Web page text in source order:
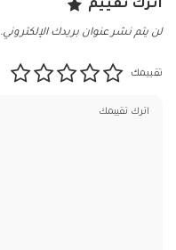
اترك تقييم
لن يتم نشر عنوان بريدك الإلكتروني.
تقييمك